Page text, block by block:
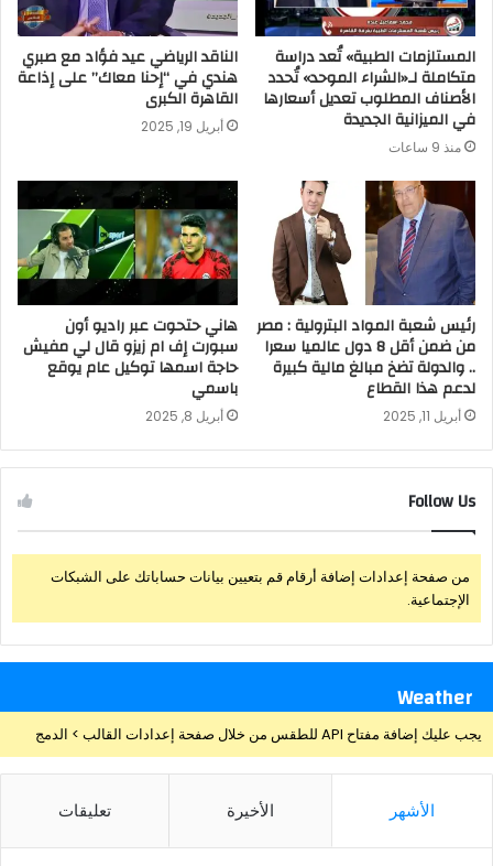
المستلزمات الطبية» تُعد دراسة
متكاملة لـ«الشراء الموحد» تُحدد
الأصناف المطلوب تعديل أسعارها
في الميزانية الجديدة
منذ 9 ساعات
الناقد الرياضي عيد فؤاد مع صبري
هندي في “إحنا معاك” على إذاعة
القاهرة الكبرى
أبريل 19, 2025
رئيس شعبة المواد البترولية : مصر
من ضمن أقل 8 دول عالميا سعرا
.. والدولة تضخ مبالغ مالية كبيرة
لدعم هذا القطاع
أبريل 11, 2025
هاني حتحوت عبر راديو أون
سبورت إف ام زيزو قال لي مفيش
حاجة اسمها توكيل عام يوقع
باسمي
أبريل 8, 2025
Follow Us
من صفحة إعدادات إضافة أرقام قم بتعيين بيانات حساباتك على الشبكات
الإجتماعية.
Weather
يجب عليك إضافة مفتاح API للطقس من خلال صفحة إعدادات القالب > الدمج
الأشهر الأخيرة تعليقات